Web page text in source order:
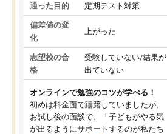
通った目的 定期テスト対策
偏差値の変
化
上がった
志望校の合
格
受験していない/結果が
出ていない
オンラインで勉強のコツが学べる！
初めは料金面で躊躇していましたが、
お試し後の面談で、「子どもがやる気
が出るようにサポートするのが私たち